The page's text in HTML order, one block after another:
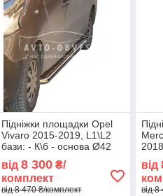
Підніжки площадки Opel
Vivaro 2015-2019, L1\L2
бази: - К\б - основа Ø42
мм є 51 та 60 мм
від 8 300₴/
комплект
від 8 470 ₴/комплект
мм
від
від